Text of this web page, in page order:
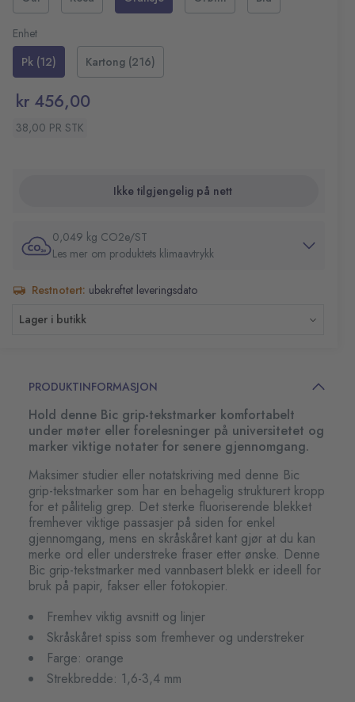
understreke fraser etter ønske. Denne Bic grip-
tekstmarker med vannbasert blekk er ideell for bruk på
papir, fakser eller fotokopier.
Strekbredde: 1,6-3,4 mm
Enhet
Pk (12)
Kartong (216)
kr 456,00
38,00 PR STK
Ikke tilgjengelig på nett
0,049 kg CO2e/ST
Les mer om produktets klimaavtrykk
Restnotert: ubekreftet leveringsdato
Lager i butikk
PRODUKTINFORMASJON
Hold denne Bic grip-tekstmarker komfortabelt
under møter eller forelesninger på universitetet og
marker viktige notater for senere gjennomgang.
Maksimer studier eller notatskriving med denne Bic
grip-tekstmarker som har en behagelig strukturert kropp
for et pålitelig grep. Det sterke fluoriserende blekket
fremhever viktige passasjer på siden for enkel
gjennomgang, mens en skråskåret kant gjør at du kan
merke ord eller understreke fraser etter ønske. Denne
Bic grip-tekstmarker med vannbasert blekk er ideell for
bruk på papir, fakser eller fotokopier.
Fremhev viktig avsnitt og linjer
Skråskåret spiss som fremhever og understreker
Farge: orange
Strekbredde: 1,6-3,4 mm